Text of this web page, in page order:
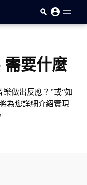
需要什麼
做出反應？”或“如
為您詳細介紹實現